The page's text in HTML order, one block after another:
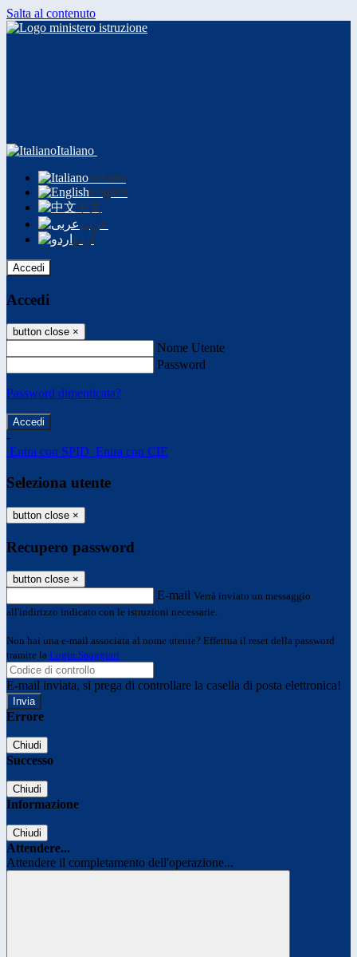
Salta al contenuto
Italiano
Italiano
English
中文
عربى
اردو
Accedi
Accedi
button close ×
Nome Utente
Password
Password dimenticata?
-
Entra con SPID Entra con CIE
Seleziona utente
button close ×
Recupero password
button close ×
E-mail Verrà inviato un messaggio
all'indirizzo indicato con le istruzioni necessarie.
Non hai una e-mail associata al nome utente? Effettua il reset della password
tramite la Login Spaggiari
E-mail inviata, si prega di controllare la casella di posta elettronica!
Errore
Chiudi
Successo
Chiudi
Informazione
Chiudi
Attendere...
Attendere il completamento dell'operazione...